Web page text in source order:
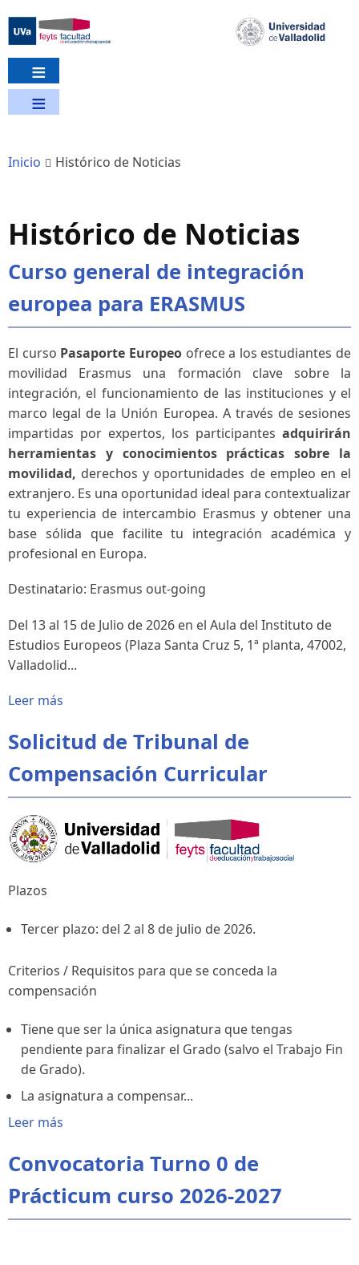
contenido
principal
Inicio Histórico de Noticias
Histórico de Noticias
Curso general de integración
europea para ERASMUS
El curso Pasaporte Europeoofrece a los estudiantes de
movilidad Erasmus una formación clave sobre la
integración, el funcionamiento de las instituciones y el
marco legal de la Unión Europea. A través de sesiones
impartidas por expertos, los participantes adquirirán
herramientas y conocimientos prácticas sobre la
movilidad, derechos y oportunidades de empleo en el
extranjero. Es una oportunidad ideal para contextualizar
tu experiencia de intercambio Erasmus y obtener una
base sólida que facilite tu integración académica y
profesional en Europa.
Destinatario: Erasmus out-going
Del 13 al 15 de Julio de 2026 en el Aula del Instituto de
Estudios Europeos (Plaza Santa Cruz 5, 1ª planta, 47002,
Valladolid...
Leer más
Solicitud de Tribunal de
Compensación Curricular
Plazos
Tercer plazo: del 2 al 8 de julio de 2026.
Criterios / Requisitos para que se conceda la
compensación
Tiene que ser la única asignatura que tengas
pendiente para finalizar el Grado (salvo el Trabajo Fin
de Grado).
La asignatura a compensar...
Leer más
Convocatoria Turno 0 de
Prácticum curso 2026-2027